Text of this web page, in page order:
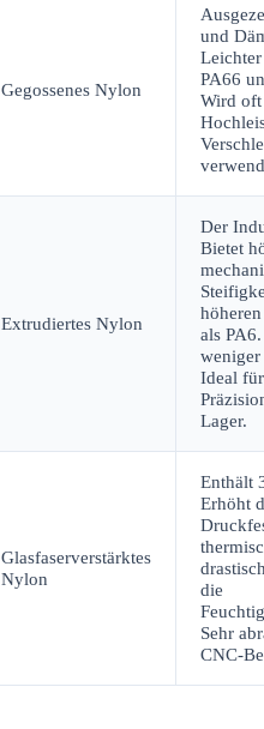
Gegossenes Nylon
und
PA66
Wird
Extrudiertes Nylon
Der
Bietet
als
Ideal für
Lager.
Glasfaserverstärktes
Nylon
Enthält
Erhöht
die
Sehr
CNC-